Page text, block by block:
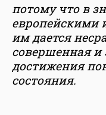
потому что в
европейскими
им дается
совершенная и
достижения
состояния.